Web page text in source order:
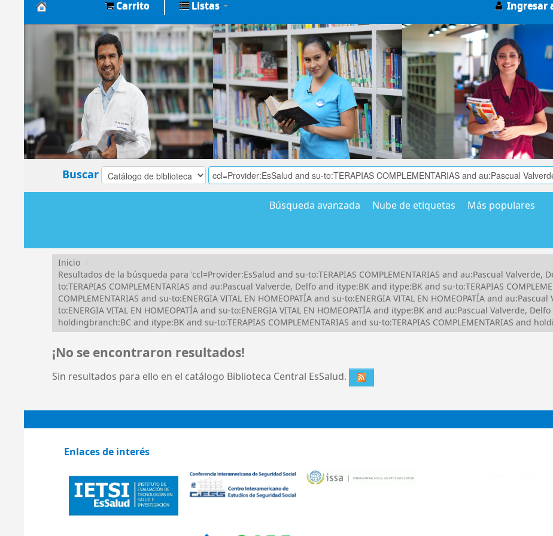
Biblioteca
Central
EsSalud
Carrito Listas Ingresar
Buscar
Búsqueda avanzada Nube de etiquetas Más populares
Inicio
Resultados de la búsqueda para 'ccl=Provider:EsSalud and su-to:TERAPIAS COMPLEMENTARIAS and au:Pascual Valverde,
to:TERAPIAS COMPLEMENTARIAS and au:Pascual Valverde, Delfo and itype:BK and itype:BK and su-to:TERAPIAS
COMPLEMENTARIAS and su-to:ENERGIA VITAL EN HOMEOPATÍA and su-to:ENERGIA VITAL EN HOMEOPATÍA and
to:ENERGIA VITAL EN HOMEOPATÍA and su-to:ENERGIA VITAL EN HOMEOPATÍA and itype:BK and au:Pascual Valverde,
holdingbranch:BC and itype:BK and su-to:TERAPIAS COMPLEMENTARIAS and su-to:TERAPIAS COMPLEMENTARIAS and
¡No se encontraron resultados!
Sin resultados para ello en el catálogo Biblioteca Central EsSalud.
Enlaces de interés